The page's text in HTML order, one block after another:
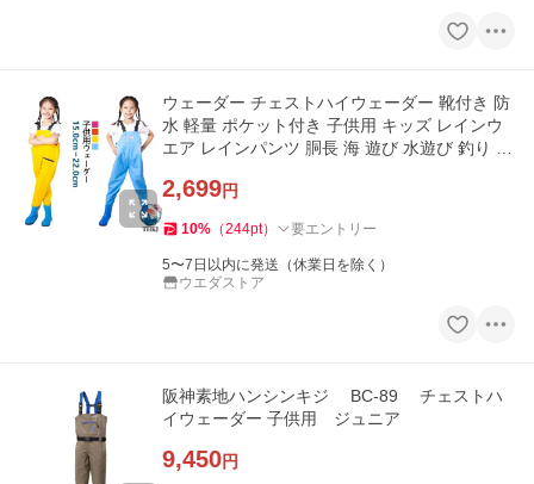
ウェーダー チェストハイウェーダー 靴付き 防
水 軽量 ポケット付き 子供用 キッズ レインウ
エア レインパンツ 胴長 海 遊び 水遊び 釣り 潮
2,699円
10% （244pt） 要エントリー
5〜7日以内に発送（休業日を除く）
ウエダストア
阪神素地ハンシンキジ BC-89 チェストハ
イウェーダー 子供用 ジュニア
9,450円